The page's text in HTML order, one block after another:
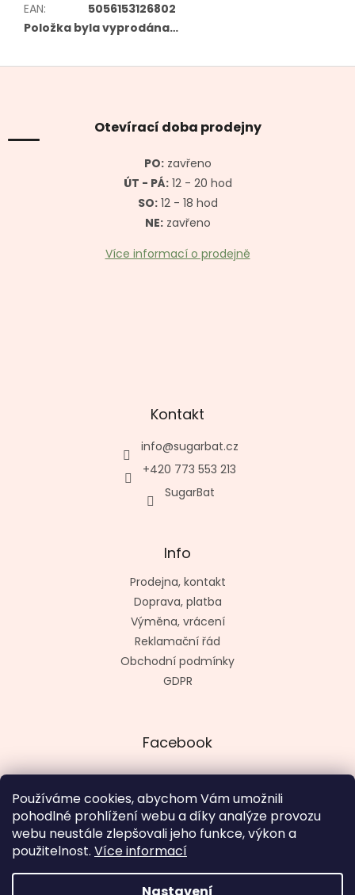
Používáme cookies, abychom Vám umožnili
pohodlné prohlížení webu a díky analýze provozu
webu neustále zlepšovali jeho funkce, výkon a
použitelnost. Více informací
EAN:
5056153126802
Položka byla vyprodána…
Z
Otevírací doba prodejny
PO:zavřeno
ÚT - PÁ:12 - 20 hod
SO:12 - 18 hod
NE:zavřeno
Více informací o prodejně
Kontakt
info@sugarbat.cz
+420 773 553 213
SugarBat
Info
Prodejna, kontakt
Doprava, platba
Výměna, vrácení
Reklamační řád
Obchodní podmínky
GDPR
Facebook
Vytvořil kashop.cz